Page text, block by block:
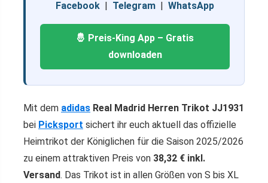
Facebook | Telegram | WhatsApp
🤴 Preis-King App – Gratis
downloaden
Mit dem adidas Real Madrid Herren Trikot JJ1931
bei Picksport sichert ihr euch aktuell das offizielle
Heimtrikot der Königlichen für die Saison 2025/2026
zu einem attraktiven Preis von 38,32 € inkl.
Versand. Das Trikot ist in allen Größen von S bis XL